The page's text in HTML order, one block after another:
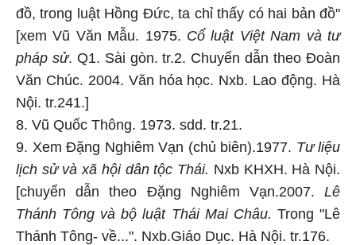
đồ, trong luật Hồng Đức, ta chỉ thấy có hai bản đồ"
[xem Vũ Văn Mẫu. 1975. Cổ luật Việt Nam và tư
pháp sử. Q1. Sài gòn. tr.2. Chuyển dẫn theo Đoàn
Văn Chúc. 2004. Văn hóa học. Nxb. Lao động. Hà
Nội. tr.241.]
8. Vũ Quốc Thông. 1973. sdd. tr.21.
9. Xem Đặng Nghiêm Vạn (chủ biên).1977. Tư liệu
lịch sử và xã hội dân tộc Thái. Nxb KHXH. Hà Nội.
[chuyển dẫn theo Đặng Nghiêm Vạn.2007. Lê
Thánh Tông và bộ luật Thái Mai Châu. Trong "Lê
Thánh Tông- về...". Nxb.Giáo Dục. Hà Nội. tr.176.